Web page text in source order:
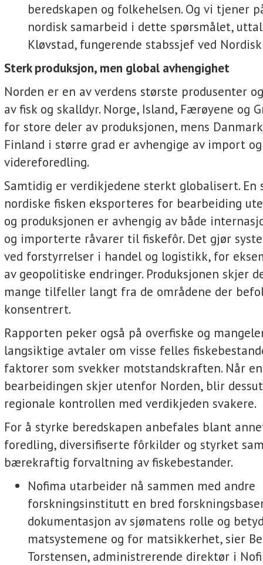
beredskapen og folkehelsen. Og vi tjener
nordisk samarbeid i dette spørsmålet,
Kløvstad, fungerende stabssjef ved
Sterk produksjon, men global avhengighet
Norden er en av verdens største produsenter
av fisk og skalldyr. Norge, Island, Færøyene og
for store deler av produksjonen, mens
Finland i større grad er avhengige av import og
videreforedling.
Samtidig er verdikjedene sterkt globalisert. En
nordiske fisken eksporteres for bearbeiding
og produksjonen er avhengig av både
og importerte råvarer til fiskefôr. Det gjør
ved forstyrrelser i handel og logistikk, for
av geopolitiske endringer. Produksjonen skjer
mange tilfeller langt fra de områdene der
konsentrert.
Rapporten peker også på overfiske og
langsiktige avtaler om visse felles
faktorer som svekker motstandskraften. Når
bearbeidingen skjer utenfor Norden, blir
regionale kontrollen med verdikjeden svakere.
For å styrke beredskapen anbefales blant
foredling, diversifiserte fôrkilder og styrket
bærekraftig forvaltning av fiskebestander.
Nofima utarbeider nå sammen med andre
forskningsinstitutt en bred
dokumentasjon av sjømatens rolle og
matsystemene og for matsikkerhet, sier
Torstensen, administrerende direktør i